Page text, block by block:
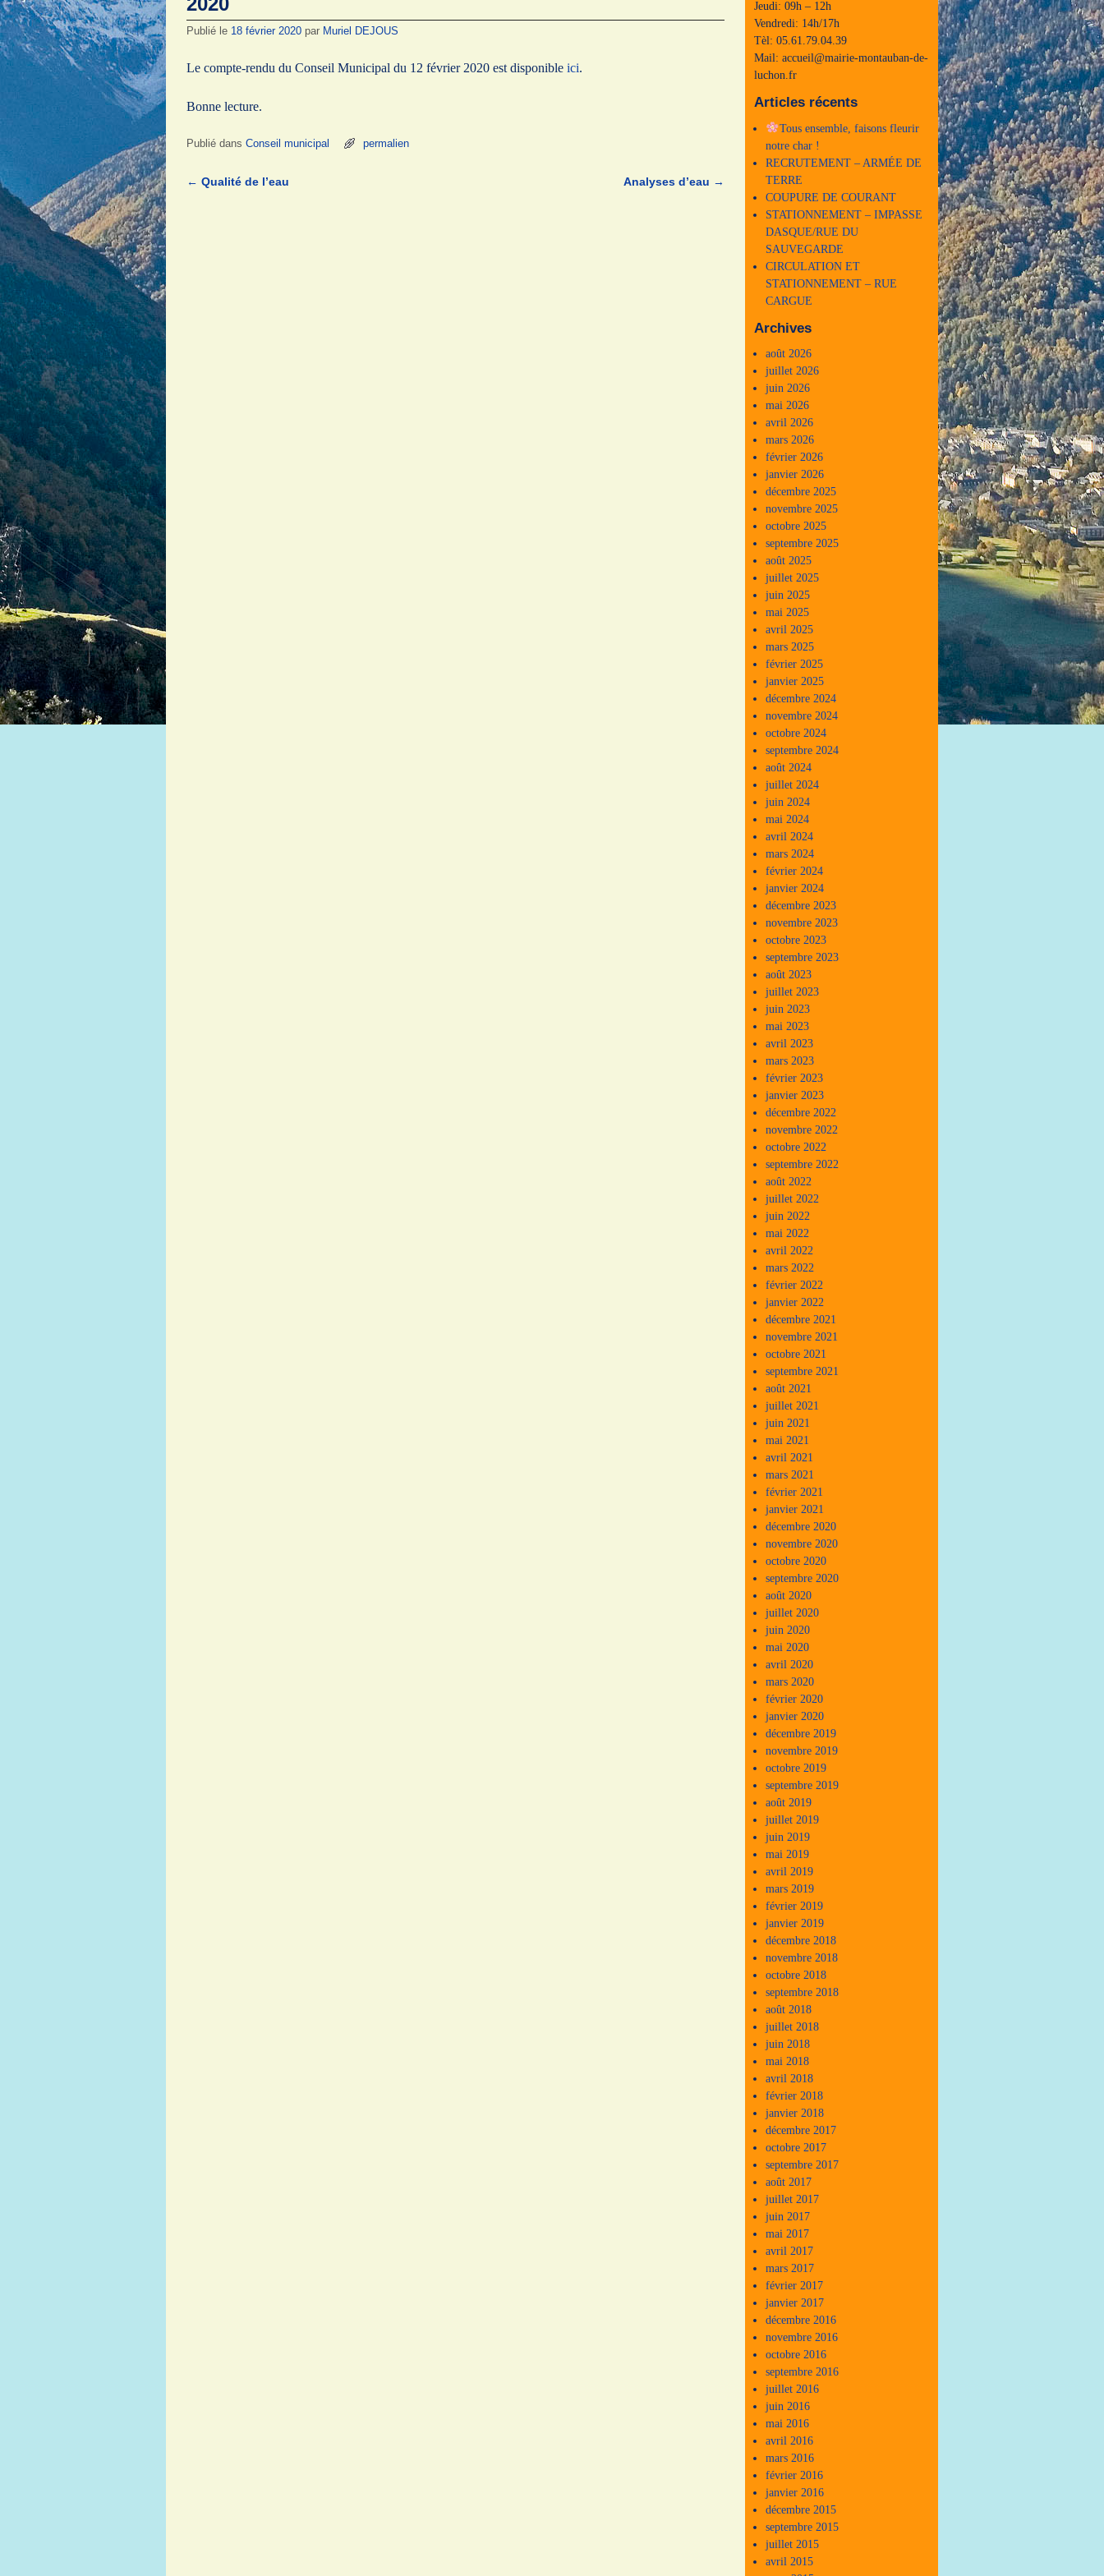
Publié le 18 février 2020 par Muriel DEJOUS
Le compte-rendu du Conseil Municipal du 12 février 2020 est disponible ici.
Bonne lecture.
Publié dans Conseil municipal permalien
Navigation des articles
← Qualité de l’eau Analyses d’eau →
Jeudi: 09h – 12h
Vendredi: 14h/17h
Tèl: 05.61.79.04.39
Mail: accueil@mairie-montauban-de-
luchon.fr
Articles récents
Tous ensemble, faisons fleurir
notre char !
RECRUTEMENT – ARMÉE DE
TERRE
COUPURE DE COURANT
STATIONNEMENT – IMPASSE
DASQUE/RUE DU
SAUVEGARDE
CIRCULATION ET
STATIONNEMENT – RUE
CARGUE
Archives
août 2026
juillet 2026
juin 2026
mai 2026
avril 2026
mars 2026
février 2026
janvier 2026
décembre 2025
novembre 2025
octobre 2025
septembre 2025
août 2025
juillet 2025
juin 2025
mai 2025
avril 2025
mars 2025
février 2025
janvier 2025
décembre 2024
novembre 2024
octobre 2024
septembre 2024
août 2024
juillet 2024
juin 2024
mai 2024
avril 2024
mars 2024
février 2024
janvier 2024
décembre 2023
novembre 2023
octobre 2023
septembre 2023
août 2023
juillet 2023
juin 2023
mai 2023
avril 2023
mars 2023
février 2023
janvier 2023
décembre 2022
novembre 2022
octobre 2022
septembre 2022
août 2022
juillet 2022
juin 2022
mai 2022
avril 2022
mars 2022
février 2022
janvier 2022
décembre 2021
novembre 2021
octobre 2021
septembre 2021
août 2021
juillet 2021
juin 2021
mai 2021
avril 2021
mars 2021
février 2021
janvier 2021
décembre 2020
novembre 2020
octobre 2020
septembre 2020
août 2020
juillet 2020
juin 2020
mai 2020
avril 2020
mars 2020
février 2020
janvier 2020
décembre 2019
novembre 2019
octobre 2019
septembre 2019
août 2019
juillet 2019
juin 2019
mai 2019
avril 2019
mars 2019
février 2019
janvier 2019
décembre 2018
novembre 2018
octobre 2018
septembre 2018
août 2018
juillet 2018
juin 2018
mai 2018
avril 2018
février 2018
janvier 2018
décembre 2017
octobre 2017
septembre 2017
août 2017
juillet 2017
juin 2017
mai 2017
avril 2017
mars 2017
février 2017
janvier 2017
décembre 2016
novembre 2016
octobre 2016
septembre 2016
juillet 2016
juin 2016
mai 2016
avril 2016
mars 2016
février 2016
janvier 2016
décembre 2015
septembre 2015
juillet 2015
avril 2015